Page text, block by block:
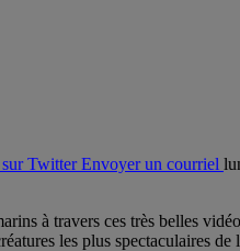
Twitter Envoyer un courriel
à travers ces très belles
les plus spectaculaires de